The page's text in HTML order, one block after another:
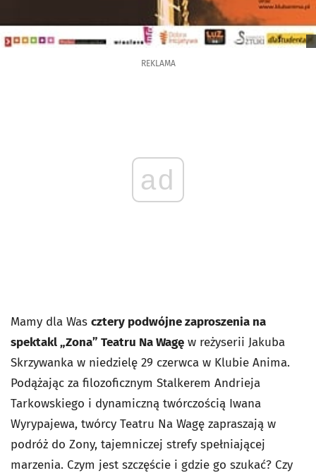
REKLAMA
ad
Mamy dla Was cztery podwójne zaproszenia na
spektakl „Zona” Teatru Na Wagę w reżyserii Jakuba
Skrzywanka w niedzielę 29 czerwca w Klubie Anima.
Podążając za filozoficznym Stalkerem Andrieja
Tarkowskiego i dynamiczną twórczością Iwana
Wyrypajewa, twórcy Teatru Na Wagę zapraszają w
podróż do Zony, tajemniczej strefy spełniającej
marzenia. Czym jest szczęście i gdzie go szukać? Czy